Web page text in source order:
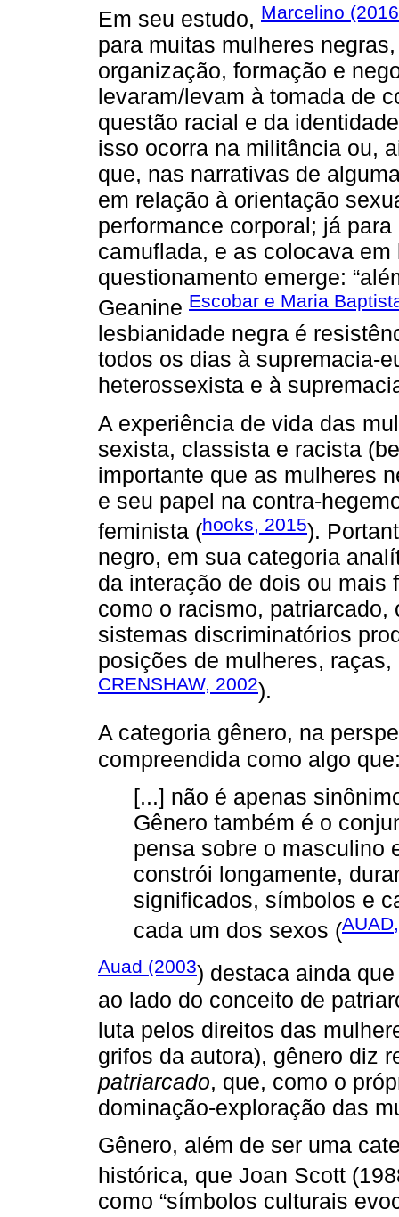
Em seu estudo, Marcelino (2016
para muitas mulheres
organização, formação e
levaram/levam à tomada de
questão racial e da
isso ocorra na militância ou,
que, nas narrativas de
em relação à orientação
performance corporal; já
camuflada, e as colocava
questionamento emerge:
Geanine Escobar e Maria
lesbianidade negra é
todos os dias à supremacia-
heterossexista e à
A experiência de vida das
sexista, classista e racista
importante que as mulheres
e seu papel na contra-
feminista (hooks, 2015).
negro, em sua categoria
da interação de dois ou mais
como o racismo,
sistemas discriminatórios
posições de mulheres,
CRENSHAW, 2002).
A categoria gênero, na
compreendida como algo
[...] não é apenas
Gênero também é o
pensa sobre o masculino
constrói longamente,
significados, símbolos e
cada um dos sexos (
Auad (2003) destaca ainda
ao lado do conceito de
luta pelos direitos das
grifos da autora), gênero diz
patriarcado, que, como o
dominação-exploração das
Gênero, além de ser uma
histórica, que Joan Scott
como “símbolos culturais